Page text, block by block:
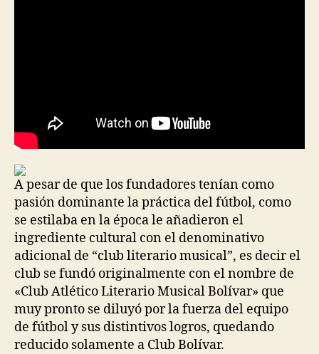
A pesar de que los fundadores tenían como
pasión dominante la práctica del fútbol, como
se estilaba en la época le añadieron el
ingrediente cultural con el denominativo
adicional de “club literario musical”, es decir el
club se fundó originalmente con el nombre de
«Club Atlético Literario Musical Bolívar» que
muy pronto se diluyó por la fuerza del equipo
de fútbol y sus distintivos logros, quedando
reducido solamente a Club Bolívar.